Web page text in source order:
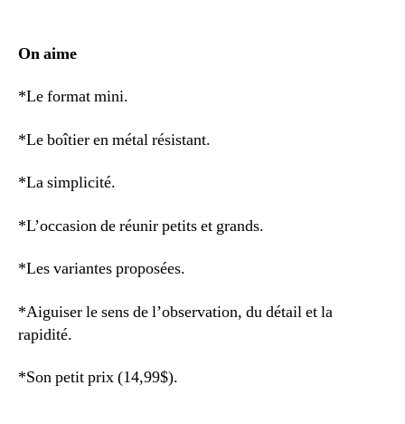
On aime
*Le format mini.
*Le boîtier en métal résistant.
*La simplicité.
*L’occasion de réunir petits et grands.
*Les variantes proposées.
*Aiguiser le sens de l’observation, du détail et la
rapidité.
*Son petit prix (14,99$).